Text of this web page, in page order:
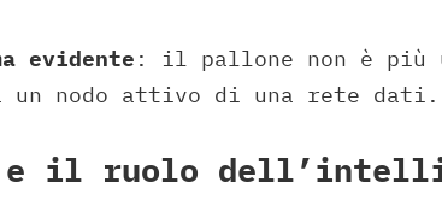
evidente : il pallone non è più
un nodo attivo di una rete dati.
e il ruolo